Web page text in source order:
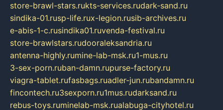
store-brawl-stars.rukts-services.rudark-sand.ru
sindika-01.rusp-life.rux-legion.rusib-archives.ru
e-abis-1-c.rusindika01.ruvenda-festival.ru
store-brawlstars.rudooraleksandria.ru
antenna-highly.rumine-lab-msk.ru1-mus.ru
3-sex-porn.ruban-damn.rupurse-factory.ru
viagra-tablet.rufasbags.ruadler-jun.rubandamn.ru
fincontech.ru3sexporn.ru1mus.rudarksand.ru
rebus-toys.ruminelab-msk.rualabuga-cityhotel.ru